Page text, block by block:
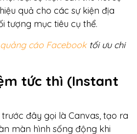
quả cho các sự kiện địa
tượng mục tiêu cụ thể.
cáo Facebooktối ưu chi
tức thì (Instant
đây gọi là Canvas, tạo ra
màn hình sống động khi